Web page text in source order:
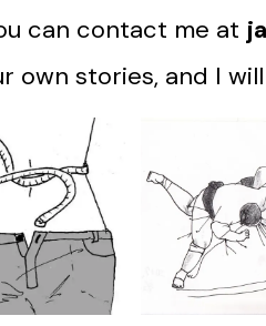
can contact me at
own stories, and I